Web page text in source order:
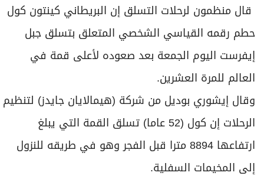
عدد اليوم
مواقيت الصلاة
الأحوال الجوية
قال منظمون لرحلات التسلق إن البريطاني كينتون كول
حطم رقمه القياسي الشخصي المتعلق بتسلق جبل
إيفرست اليوم الجمعة بعد صعوده لأعلى قمة ​في
العالم للمرة العشرين.
وقال إيشوري بوديل من شركة (هيمالايان جايدز) لتنظيم
الرحلات إن كول (52 عاما) تسلق القمة التي يبلغ
ارتفاعها 8894 مترا قبل الفجر وهو في ⁠طريقه للنزول
إلى المخيمات السفلية.